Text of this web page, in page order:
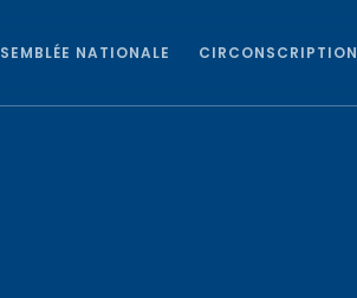
NATIONALE CIRCONSCRIPTION